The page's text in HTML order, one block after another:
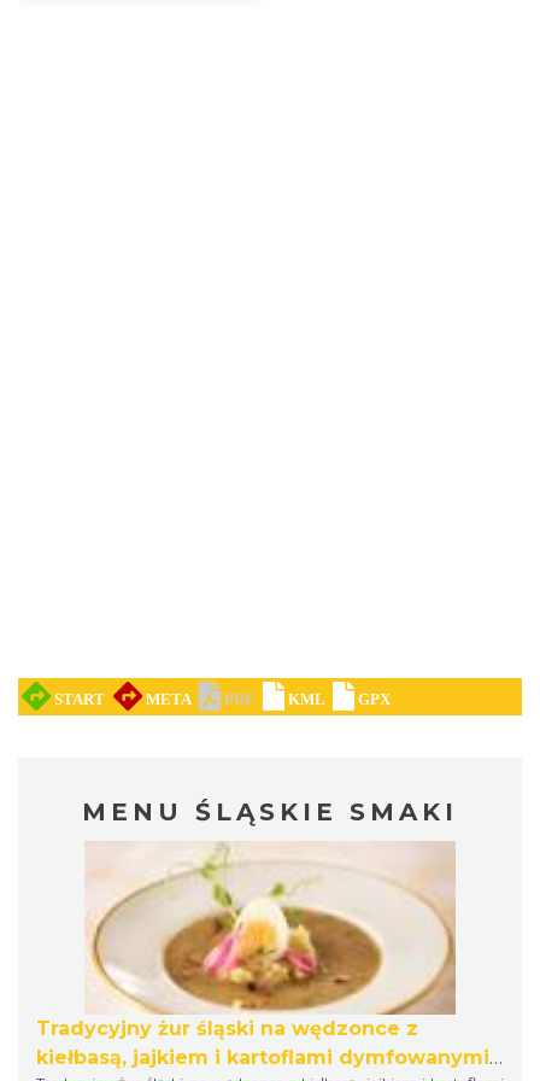
MENU ŚLĄSKIE SMAKI
Tradycyjny żur śląski na wędzonce z
kiełbasą, jajkiem i kartoflami dymfowanymi